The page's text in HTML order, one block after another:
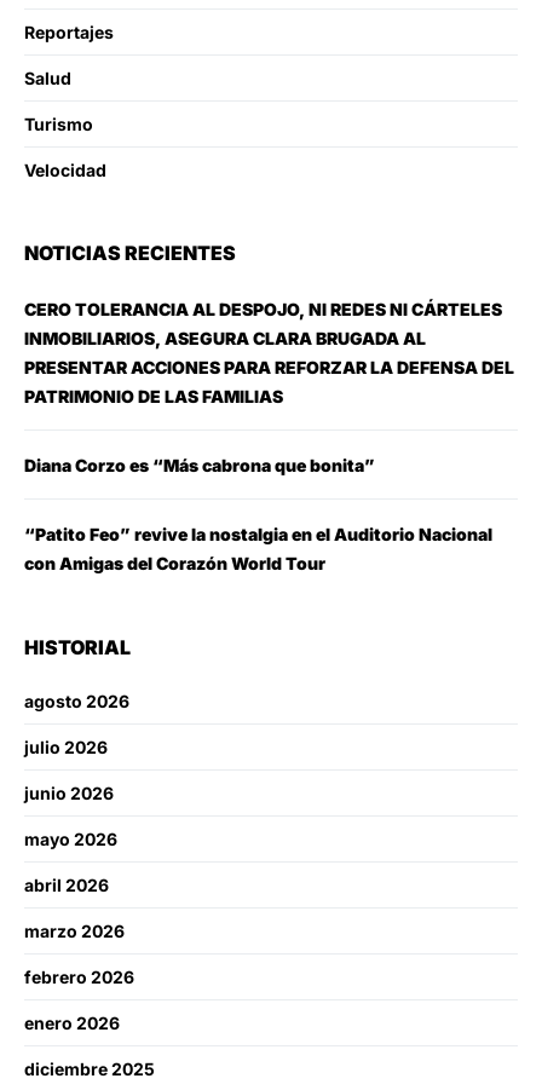
Reportajes
Salud
Turismo
Velocidad
NOTICIAS RECIENTES
CERO TOLERANCIA AL DESPOJO, NI REDES NI CÁRTELES
INMOBILIARIOS, ASEGURA CLARA BRUGADA AL
PRESENTAR ACCIONES PARA REFORZAR LA DEFENSA DEL
PATRIMONIO DE LAS FAMILIAS
Diana Corzo es “Más cabrona que bonita”
“Patito Feo” revive la nostalgia en el Auditorio Nacional
con Amigas del Corazón World Tour
HISTORIAL
agosto 2026
julio 2026
junio 2026
mayo 2026
abril 2026
marzo 2026
febrero 2026
enero 2026
diciembre 2025